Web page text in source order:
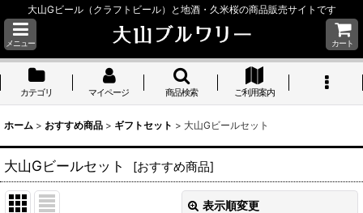
大山Gビール（クラフトビール）と地酒・久米桜の商品販売サイトです
メニュー カート
カテゴリ マイページ 商品検索 ご利用案内
ホーム > おすすめ商品 > ギフトセット > 大山Gビールセット
大山Gビールセット [おすすめ商品]
表示順変更